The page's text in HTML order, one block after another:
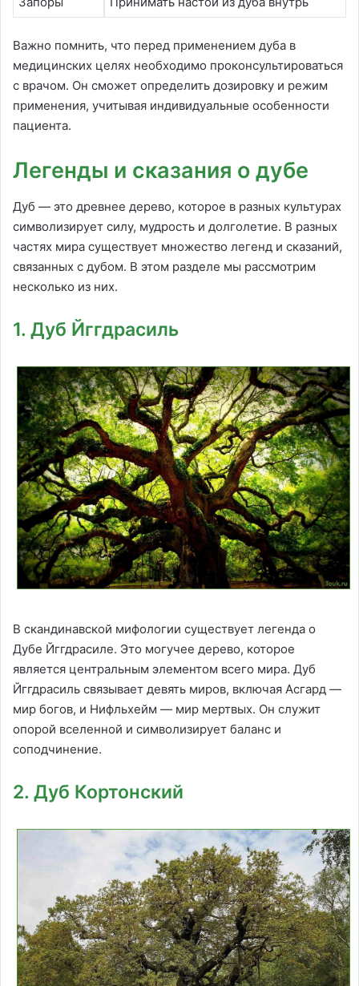
Важно помнить, что перед применением дуба в
медицинских целях необходимо проконсультироваться
с врачом. Он сможет определить дозировку и режим
применения, учитывая индивидуальные особенности
пациента.
Легенды и сказания о дубе
Дуб — это древнее дерево, которое в разных культурах
символизирует силу, мудрость и долголетие. В разных
частях мира существует множество легенд и сказаний,
связанных с дубом. В этом разделе мы рассмотрим
несколько из них.
1. Дуб Йггдрасиль
В скандинавской мифологии существует легенда о
Дубе Йггдрасиле. Это могучее дерево, которое
является центральным элементом всего мира. Дуб
Йггдрасиль связывает девять миров, включая Асгард —
мир богов, и Нифльхейм — мир мертвых. Он служит
опорой вселенной и символизирует баланс и
соподчинение.
2. Дуб Кортонский